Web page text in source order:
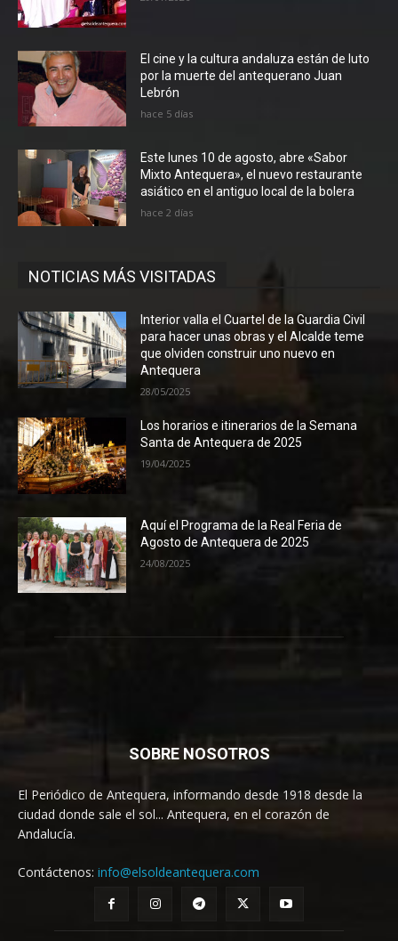
El cine y la cultura andaluza están de luto
por la muerte del antequerano Juan
Lebrón
hace 5 días
Este lunes 10 de agosto, abre «Sabor
Mixto Antequera», el nuevo restaurante
asiático en el antiguo local de la bolera
hace 2 días
NOTICIAS MÁS VISITADAS
Interior valla el Cuartel de la Guardia Civil
para hacer unas obras y el Alcalde teme
que olviden construir uno nuevo en
Antequera
28/05/2025
Los horarios e itinerarios de la Semana
Santa de Antequera de 2025
19/04/2025
Aquí el Programa de la Real Feria de
Agosto de Antequera de 2025
24/08/2025
SOBRE NOSOTROS
El Periódico de Antequera, informando desde 1918 desde la
ciudad donde sale el sol... Antequera, en el corazón de
Andalucía.
Contáctenos: info@elsoldeantequera.com